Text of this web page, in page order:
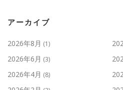
アーカイブ
2026年8月 (1)
2026年6月 (3)
2026年4月 (8)